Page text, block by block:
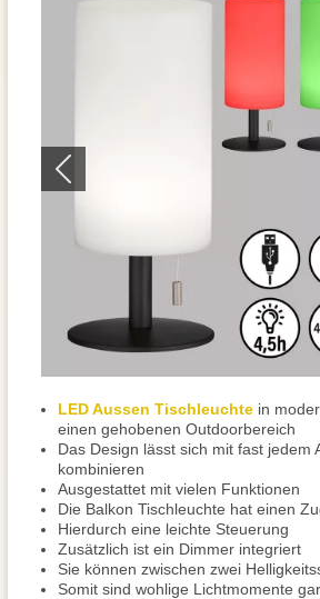
LED Aussen Tischleuchte in
einen gehobenen Outdoorbereich
Das Design lässt sich mit fast jedem
kombinieren
Ausgestattet mit vielen Funktionen
Die Balkon Tischleuchte hat einen
Hierdurch eine leichte Steuerung
Zusätzlich ist ein Dimmer integriert
Sie können zwischen zwei
Somit sind wohlige Lichtmomente